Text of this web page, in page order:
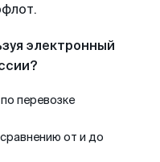
электронный
перевозке
от и до